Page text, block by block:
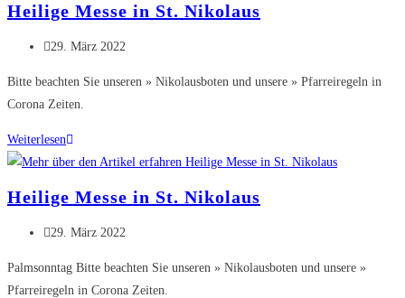
Messe
in
Nikolaus
Heilige Messe in St. Nikolaus
Beitrag
29. März 2022
Bitte beachten Sie unseren » Nikolausboten und unsere » Pfarreiregeln in
Corona Zeiten.
WeiterlesenHeilige
Messe
St.
Nikolaus
Heilige Messe in St. Nikolaus
Beitrag
29. März 2022
Palmsonntag Bitte beachten Sie unseren » Nikolausboten und unsere »
Pfarreiregeln in Corona Zeiten.